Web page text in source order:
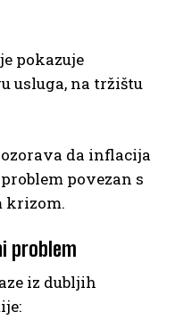
pokazuje
usluga, na tržištu
da inflacija
povezan s
krizom.
problem
iz dubljih